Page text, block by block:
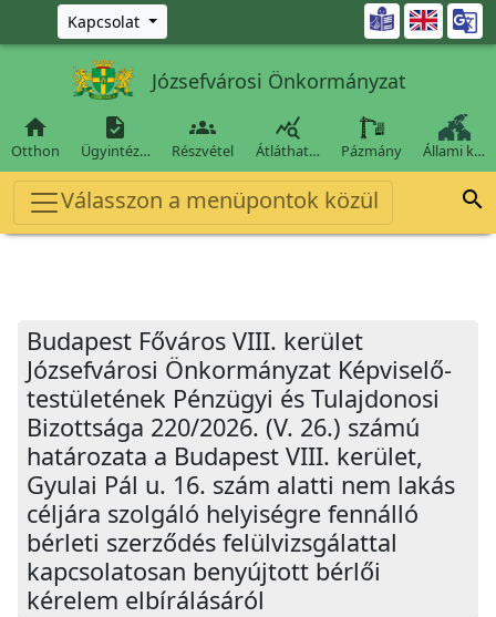
Ugrás a fő tartalomra
Kapcsolat 
Józsefvárosi Önkormányzat

Otthon

Ügyintéz…

Részvétel

Átláthat… Pázmány Állami k…
Válasszon a menüpontok közül 
Budapest Főváros VIII. kerület
Józsefvárosi Önkormányzat Képviselő-
testületének Pénzügyi és Tulajdonosi
Bizottsága 220/2026. (V. 26.) számú
határozata a Budapest VIII. kerület,
Gyulai Pál u. 16. szám alatti nem lakás
céljára szolgáló helyiségre fennálló
bérleti szerződés felülvizsgálattal
kapcsolatosan benyújtott bérlői
kérelem elbírálásáról